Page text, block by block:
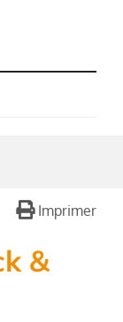
Imprimer
&